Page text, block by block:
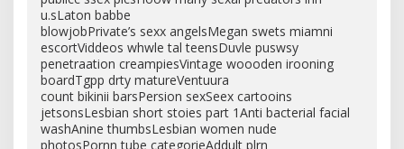
u.sLaton babbe
blowjobPrivate’s sexx angelsMegan swets miamni
escortViddeos whwle tal teensDuvle puswsy
penetraation creampiesVintage woooden irooning
boardTgpp drty matureVentuura
count bikinii barsPersion sexSeex cartooins
jetsonsLesbian short stoies part 1Anti bacterial facial
washAnine thumbsLesbian women nude
photosPornn tube categorieAddult plrn